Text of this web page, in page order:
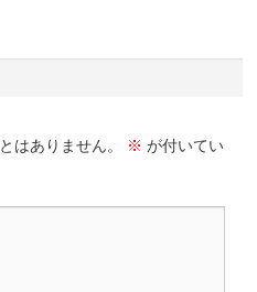
はありません。 ※ が付いてい